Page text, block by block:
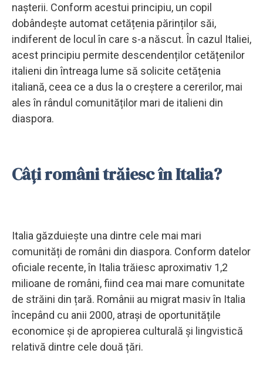
nașterii. Conform acestui principiu, un copil
dobândește automat cetățenia părinților săi,
indiferent de locul în care s-a născut. În cazul Italiei,
acest principiu permite descendenților cetățenilor
italieni din întreaga lume să solicite cetățenia
italiană, ceea ce a dus la o creștere a cererilor, mai
ales în rândul comunităților mari de italieni din
diaspora.
Câți români trăiesc în Italia?
Italia găzduiește una dintre cele mai mari
comunități de români din diaspora. Conform datelor
oficiale recente, în Italia trăiesc aproximativ 1,2
milioane de români, fiind cea mai mare comunitate
de străini din țară. Românii au migrat masiv în Italia
începând cu anii 2000, atrași de oportunitățile
economice și de apropierea culturală și lingvistică
relativă dintre cele două țări.